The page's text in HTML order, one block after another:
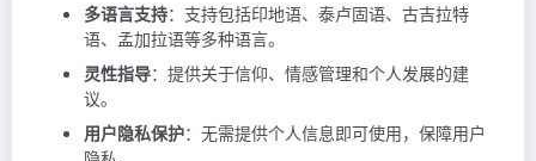
多语言支持：支持包括印地语、泰卢固语、古吉拉特
语、孟加拉语等多种语言。
灵性指导：提供关于信仰、情感管理和个人发展的建
议。
用户隐私保护：无需提供个人信息即可使用，保障用户